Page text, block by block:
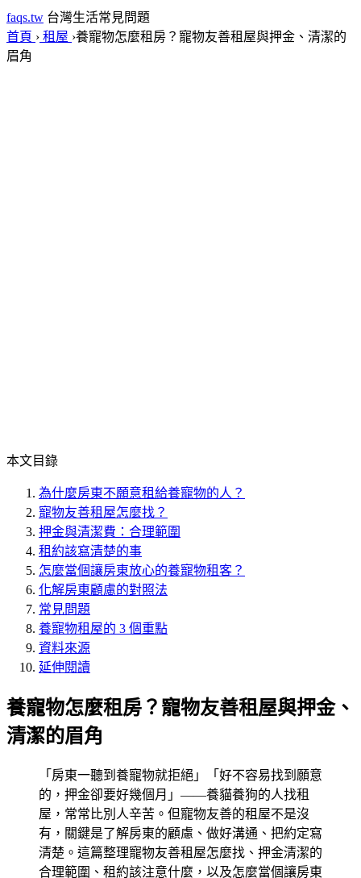
faqs.tw 台灣生活常見問題
首頁 › 租屋 ›養寵物怎麼租房？寵物友善租屋與押金、清潔的
眉角
本文目錄
為什麼房東不願意租給養寵物的人？
寵物友善租屋怎麼找？
押金與清潔費：合理範圍
租約該寫清楚的事
怎麼當個讓房東放心的養寵物租客？
化解房東顧慮的對照法
常見問題
養寵物租屋的 3 個重點
資料來源
延伸閱讀
養寵物怎麼租房？寵物友善租屋與押金、
清潔的眉角
「房東一聽到養寵物就拒絕」「好不容易找到願意
的，押金卻要好幾個月」——養貓養狗的人找租
屋，常常比別人辛苦。但寵物友善的租屋不是沒
有，關鍵是了解房東的顧慮、做好溝通、把約定寫
清楚。這篇整理寵物友善租屋怎麼找、押金清潔的
合理範圍、租約該注意什麼，以及怎麼當個讓房東